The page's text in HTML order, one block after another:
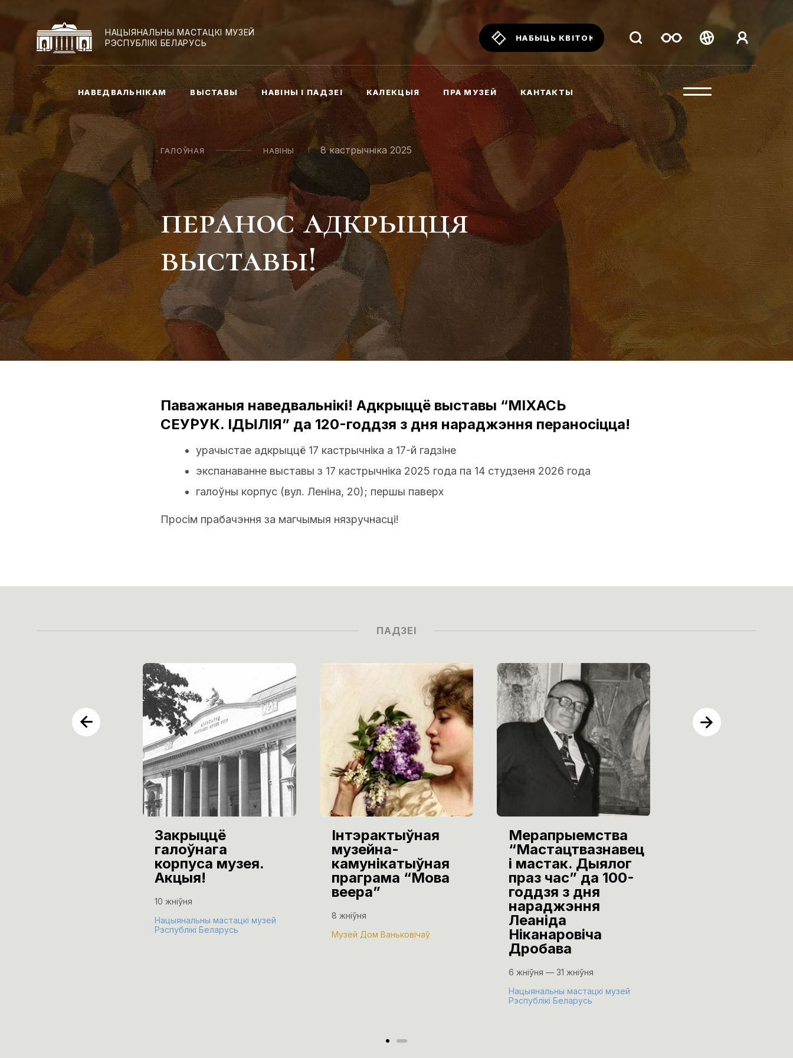
НАЦЫЯНАЛЬНЫ МАСТАЦКІ МУЗЕЙ
РЭСПУБЛІКІ БЕЛАРУСЬ
НАБЫЦЬ КВІТОК
Беларуская
Русский
English
НАВЕДВАЛЬНІКАМ ВЫСТАВЫ НАВІНЫ І ПАДЗЕІ КАЛЕКЦЫЯ ПРА МУЗЕЙ КАНТАКТЫ
ГАЛОЎНАЯ НАВІНЫ 8 кастрычніка 2025
перанос адкрыцця
выставы!
Паважаныя наведвальнікі! Адкрыццё выставы “МІХАСЬ
СЕУ́РУК. ІДЫЛІЯ” да 120-годдзя з дня нараджэння пераносіцца!
урачыстае адкрыццё 17 кастрычніка а 17-й гадзіне
экспанаванне выставы з 17 кастрычніка 2025 года па 14 студзеня 2026 года
галоўны корпус (вул. Леніна, 20); першы паверх
Просім прабачэння за магчымыя нязручнасці!
ПАДЗЕІ
Закрыццё
галоўнага
корпуса музея.
Акцыя!
10 жніўня
Нацыянальны мастацкі музей
Рэспублікі Беларусь
Інтэрактыўная
музейна-
камунікатыўная
праграма “Мова
веера”
8 жніўня
Музей Дом Ваньковічаў
Мерапрыемства
“Мастацтвазнавец
і мастак. Дыялог
праз час” да 100-
годдзя з дня
нараджэння
Леаніда
Ніканаровіча
Дробава
6 жніўня — 31 жніўня
Нацыянальны мастацкі музей
Рэспублікі Беларусь